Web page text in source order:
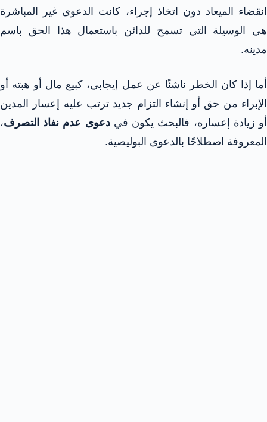
انقضاء الميعاد دون اتخاذ إجراء، كانت الدعوى غير المباشرة
هي الوسيلة التي تسمح للدائن باستعمال هذا الحق باسم
مدينه.
أما إذا كان الخطر ناشئًا عن عمل إيجابي، كبيع مال أو هبته أو
الإبراء من حق أو إنشاء التزام جديد ترتب عليه إعسار المدين
أو زيادة إعساره، فالبحث يكون فيدعوى عدم نفاذ التصرف،
المعروفة اصطلاحًا بالدعوى البوليصية.